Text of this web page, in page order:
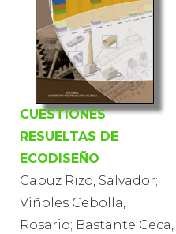
CUESTIONES
RESUELTAS DE
ECODISEÑO
Capuz Rizo, Salvador;
Viñoles Cebolla,
Rosario; Bastante Ceca,